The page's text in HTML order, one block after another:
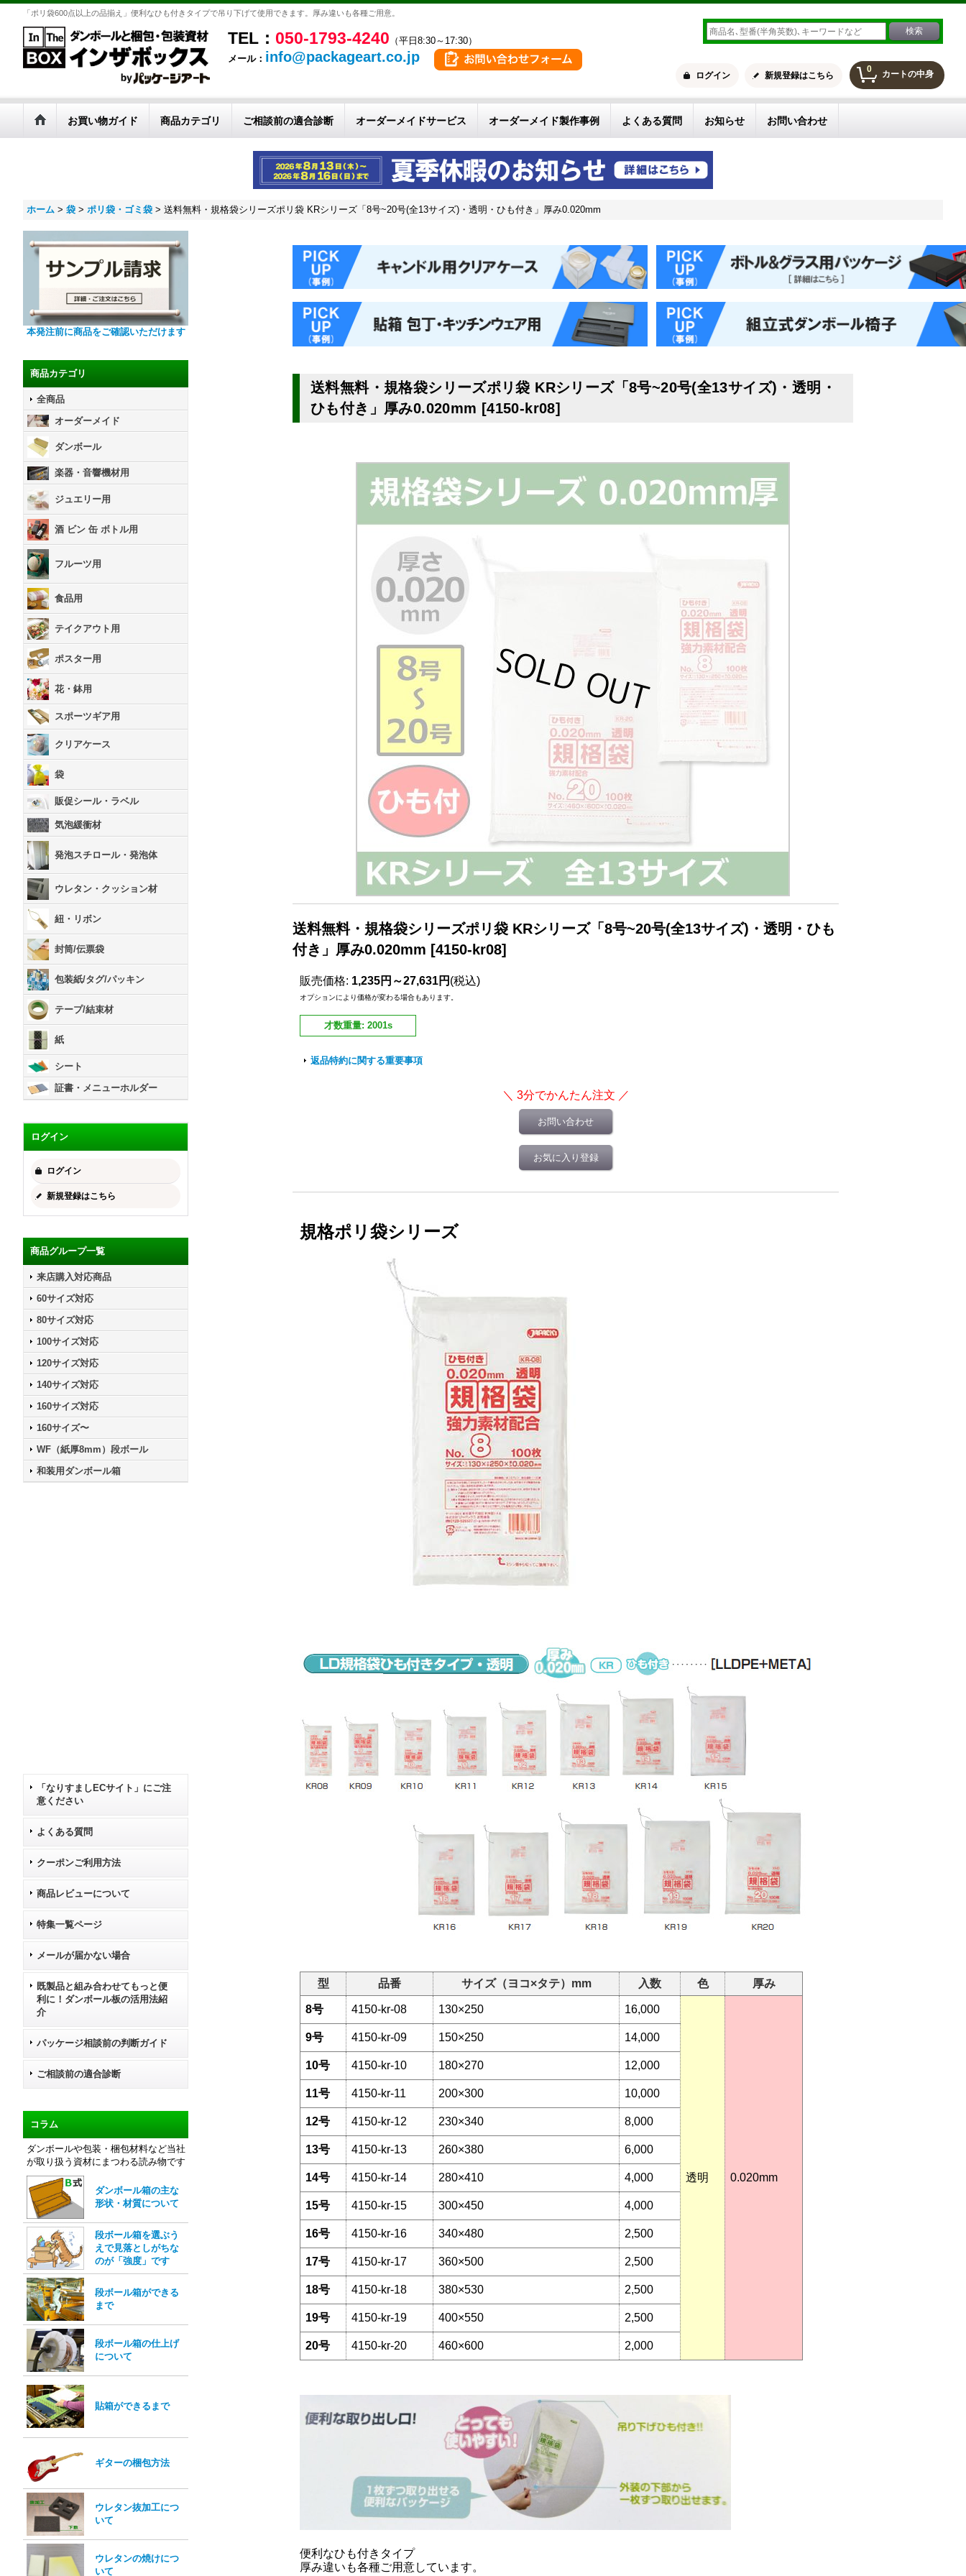
「ポリ袋600点以上の品揃え」便利なひも付きタイプで吊り下げて使用できます。厚み違いも各種ご用意。
TEL： 050-1793-4240 （平日8:30～17:30）
メール： info@packageart.co.jp
0 カートの中身
ログイン 新規登録はこちら
お買い物ガイド 商品カテゴリ ご相談前の適合診断 オーダーメイドサービス オーダーメイド製作事例 よくある質問 お知らせ お問い合わせ
ホーム > 袋 > ポリ袋・ゴミ袋 > 送料無料・規格袋シリーズポリ袋 KRシリーズ「8号~20号(全13サイズ)・透明・ひも付き」厚み0.020mm
本発注前に商品をご確認いただけます
商品カテゴリ
全商品
オーダーメイド
ダンボール
楽器・音響機材用
ジュエリー用
酒 ビン 缶 ボトル用
フルーツ用
食品用
テイクアウト用
ポスター用
花・鉢用
スポーツギア用
クリアケース
袋
販促シール・ラベル
気泡緩衝材
発泡スチロール・発泡体
ウレタン・クッション材
紐・リボン
封筒/伝票袋
包装紙/タグ/パッキン
テープ/結束材
紙
シート
証書・メニューホルダー
ログイン
ログイン
新規登録はこちら
商品グループ一覧
来店購入対応商品
60サイズ対応
80サイズ対応
100サイズ対応
120サイズ対応
140サイズ対応
160サイズ対応
160サイズ〜
WF（紙厚8mm）段ボール
和装用ダンボール箱
「なりすましECサイト」にご注
意ください
よくある質問
クーポンご利用方法
商品レビューについて
特集一覧ページ
メールが届かない場合
既製品と組み合わせてもっと便
利に！ダンボール板の活用法紹
介
パッケージ相談前の判断ガイド
ご相談前の適合診断
コラム
ダンボールや包装・梱包材料など当社
が取り扱う資材にまつわる読み物です
ダンボール箱の主な
形状・材質について
段ボール箱を選ぶう
えで見落としがちな
のが「強度」です
段ボール箱ができる
まで
段ボール箱の仕上げ
について
貼箱ができるまで
ギターの梱包方法
ウレタン抜加工につ
いて
ウレタンの焼けにつ
いて
送料無料・規格袋シリーズポリ袋 KRシリーズ「8号~20号(全13サイズ)・透明・
ひも付き」厚み0.020mm [4150-kr08]
送料無料・規格袋シリーズポリ袋 KRシリーズ「8号~20号(全13サイズ)・透明・ひも
付き」厚み0.020mm [4150-kr08]
販売価格: 1,235円～27,631円 (税込)
オプションにより価格が変わる場合もあります。
才数重量: 2001s
返品特約に関する重要事項
お問い合わせ
お気に入り登録
規格ポリ袋シリーズ
型 品番 サイズ（ヨコ×タテ）mm 入数 色 厚み
8号 4150-kr-08 130×250 16,000
透明 0.020mm
9号 4150-kr-09 150×250 14,000
10号 4150-kr-10 180×270 12,000
11号 4150-kr-11 200×300 10,000
12号 4150-kr-12 230×340 8,000
13号 4150-kr-13 260×380 6,000
14号 4150-kr-14 280×410 4,000
15号 4150-kr-15 300×450 4,000
16号 4150-kr-16 340×480 2,500
17号 4150-kr-17 360×500 2,500
18号 4150-kr-18 380×530 2,500
19号 4150-kr-19 400×550 2,500
20号 4150-kr-20 460×600 2,000
便利なひも付きタイプ
厚み違いも各種ご用意しています。